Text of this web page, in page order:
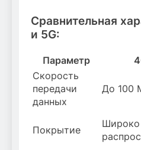
Сравнительная
и 5G:
Параметр
Скорость
передачи
данных
До 100
Покрытие
Широко